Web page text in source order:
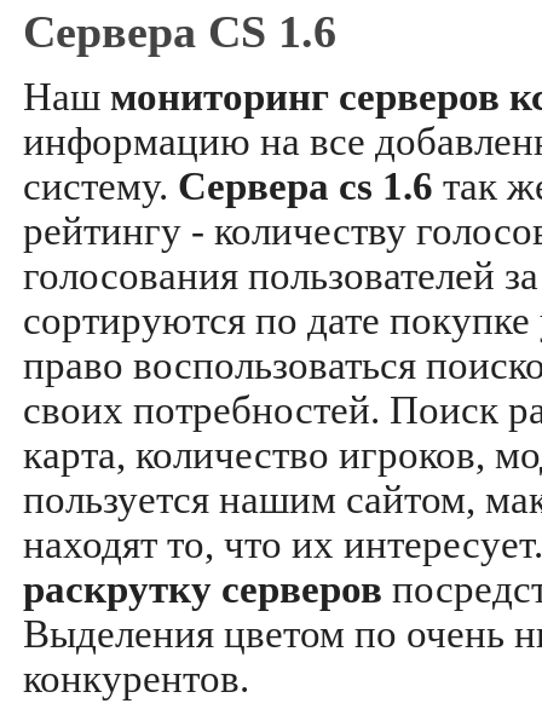
Сервера CS 1.6
Наш мониторинг серверов
информацию на все
систему. Сервера cs 1.6 так
рейтингу - количеству
голосования пользователей
сортируются по дате
право воспользоваться
своих потребностей. Поиск
карта, количество игроков,
пользуется нашим сайтом,
находят то, что их
раскрутку серверов
Выделения цветом по очень
конкурентов.